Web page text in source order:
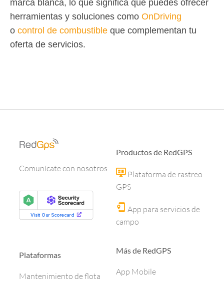
marca blanca, lo que significa que puedes ofrecer
herramientas y soluciones como OnDriving
o control de combustible que complementan tu
oferta de servicios.
Comunícate con nosotros
Plataformas
Mantenimiento de flota
Productos de RedGPS
Plataforma de rastreo
GPS
App para servicios de
campo
Más de RedGPS
App Mobile